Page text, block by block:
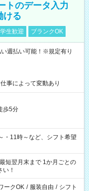
トのデータ入力
ける
生歓迎 ブランクOK
週払い可能！※規定有り
事によって変動あり
歩5分
11時～など、シフト希望
短翌月末まで 1か月ごとの
！
ークOK / 服装自由 / シフト